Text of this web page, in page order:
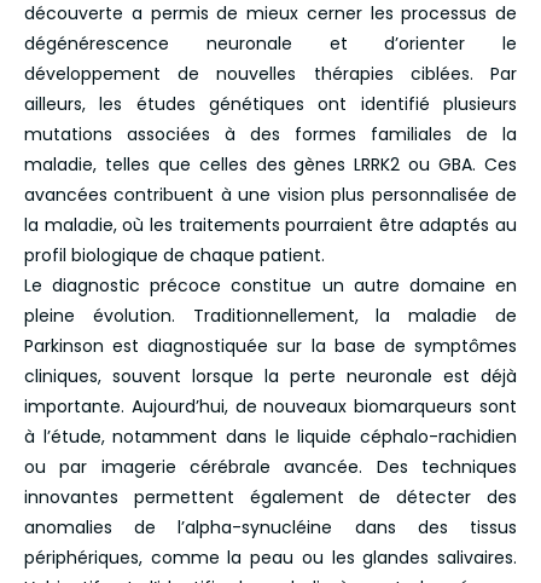
découverte a permis de mieux cerner les processus de
dégénérescence neuronale et d’orienter le
développement de nouvelles thérapies ciblées. Par
ailleurs, les études génétiques ont identifié plusieurs
mutations associées à des formes familiales de la
maladie, telles que celles des gènes LRRK2 ou GBA. Ces
avancées contribuent à une vision plus personnalisée de
la maladie, où les traitements pourraient être adaptés au
profil biologique de chaque patient.
Le diagnostic précoce constitue un autre domaine en
pleine évolution. Traditionnellement, la maladie de
Parkinson est diagnostiquée sur la base de symptômes
cliniques, souvent lorsque la perte neuronale est déjà
importante. Aujourd’hui, de nouveaux biomarqueurs sont
à l’étude, notamment dans le liquide céphalo-rachidien
ou par imagerie cérébrale avancée. Des techniques
innovantes permettent également de détecter des
anomalies de l’alpha-synucléine dans des tissus
périphériques, comme la peau ou les glandes salivaires.